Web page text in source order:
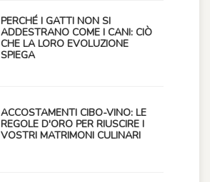
PERCHÉ I GATTI NON SI
ADDESTRANO COME I CANI: CIÒ
CHE LA LORO EVOLUZIONE
SPIEGA
ACCOSTAMENTI CIBO-VINO: LE
REGOLE D'ORO PER RIUSCIRE I
VOSTRI MATRIMONI CULINARI